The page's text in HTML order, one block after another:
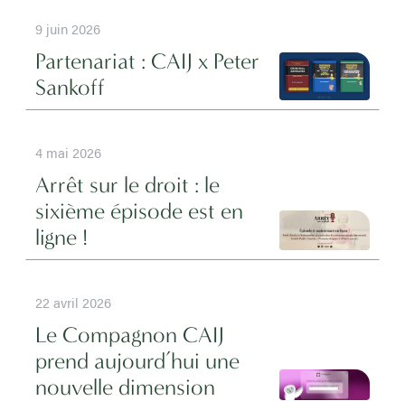
9 juin 2026
Partenariat : CAIJ x Peter
Sankoff
4 mai 2026
Arrêt sur le droit : le
sixième épisode est en
ligne !
22 avril 2026
Le Compagnon CAIJ
prend aujourd’hui une
nouvelle dimension